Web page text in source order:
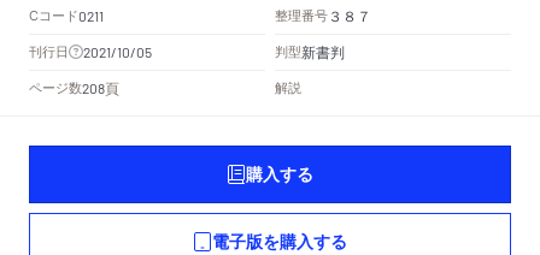
Cコード0211 整理番号 ３８７
刊行日 2021/10/05 判型新書判
ページ数208頁 解説
購入する
電子版を購入する